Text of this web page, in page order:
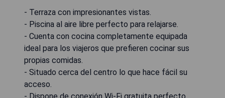
- Terraza con impresionantes vistas.
- Piscina al aire libre perfecto para relajarse.
- Cuenta con cocina completamente equipada
ideal para los viajeros que prefieren cocinar sus
propias comidas.
- Situado cerca del centro lo que hace fácil su
acceso.
- Dispone de conexión Wi-Fi gratuita perfecto